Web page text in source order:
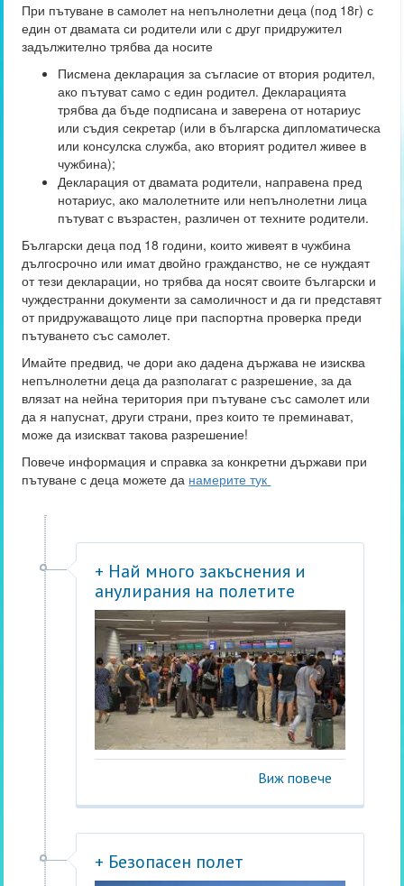
При пътуване в самолет на непълнолетни деца (под 18г) с
един от двамата си родители или с друг придружител
задължително трябва да носите
Писмена декларация за съгласие от втория родител,
ако пътуват само с един родител. Декларацията
трябва да бъде подписана и заверена от нотариус
или съдия секретар (или в българска дипломатическа
или консулска служба, ако вторият родител живее в
чужбина);
Декларация от двамата родители, направена пред
нотариус, ако малолетните или непълнолетни лица
пътуват с възрастен, различен от техните родители.
Български деца под 18 години, които живеят в чужбина
дългосрочно или имат двойно гражданство, не се нуждаят
от тези декларации, но трябва да носят своите български и
чуждестранни документи за самоличност и да ги представят
от придружаващото лице при паспортна проверка преди
пътуването със самолет.
Имайте предвид, че дори ако дадена държава не изисква
непълнолетни деца да разполагат с разрешение, за да
влязат на нейна територия при пътуване със самолет или
да я напуснат, други страни, през които те преминават,
може да изискват такова разрешение!
Повече информация и справка за конкретни държави при
пътуване с деца можете да намерите тук
+ Най много закъснения и
анулирания на полетите
Виж повече
+ Безопасен полет